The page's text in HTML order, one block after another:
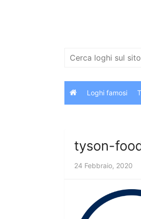
Cerca:
Loghi famosi
tyson-
24 Febbraio, 2020